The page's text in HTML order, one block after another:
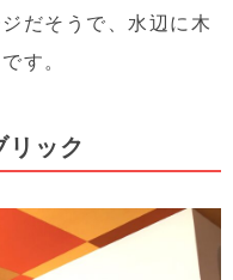
だそうで、水辺に木
す。
ック